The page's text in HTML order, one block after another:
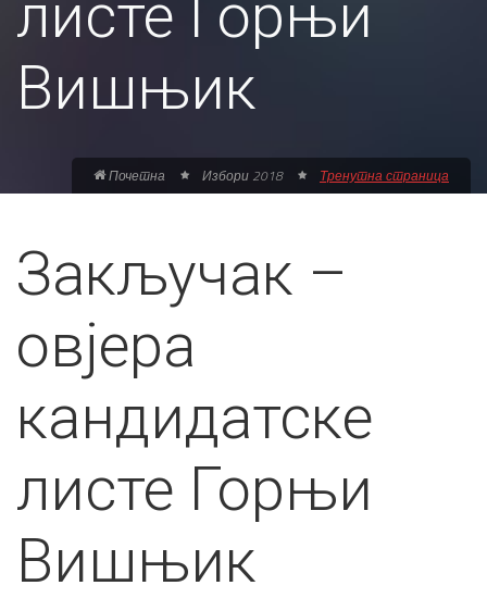
листе Горњи
Вишњик
Почетна Избори 2018 Тренутна страница
Закључак –
овјера
кандидатске
листе Горњи
Вишњик